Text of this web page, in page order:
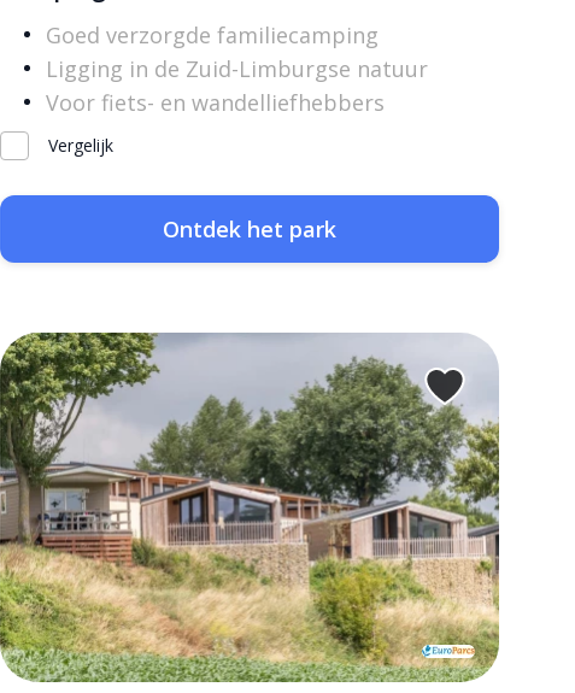
Goed verzorgde familiecamping
Ligging in de Zuid-Limburgse natuur
Voor fiets- en wandelliefhebbers
Vergelijk
Ontdek het park